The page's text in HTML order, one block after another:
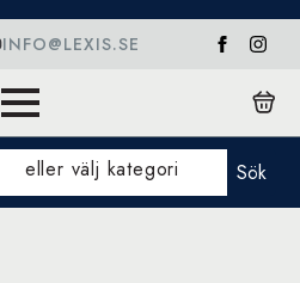
INFO@LEXIS.SE
eller välj kategori Sök